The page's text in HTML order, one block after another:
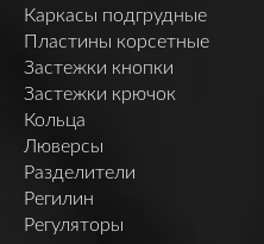
Каркасы подгрудные
Пластины корсетные
Застежки кнопки
Застежки крючок
Кольца
Люверсы
Разделители
Регилин
Регуляторы